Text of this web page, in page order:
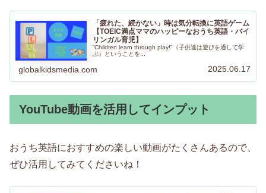
「疲れた、続かない」時は気分転換に英語ゲーム
【TOEIC満点ママのハッピーなおうち英語・バイ
リンガル育児】
”Children learn through play!"（子供達は遊びを通して学
ぶ）ということを...
globalkidsmedia.com 2025.06.17
YouTube動画を活用してインプット
おうち英語におすすめの楽しい動画がたくさんあるので、
ぜひ活用してみてくださいね！